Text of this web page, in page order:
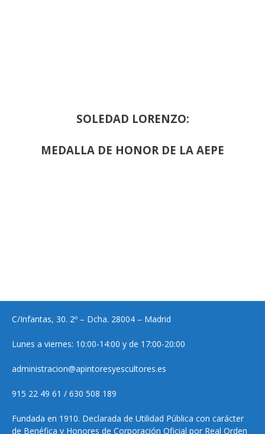
SOLEDAD LORENZO:
MEDALLA DE HONOR DE LA AEPE
C/Infantas, 30. 2º – Dcha. 28004 – Madrid
Lunes a viernes: 10:00-14:00 y de 17:00-20:00
administracion@apintoresyescultores.es
915 22 49 61 / 630 508 189
Fundada en 1910. Declarada de Utilidad Pública con carácter
de Benéfica y Honores de Corporación Oficial por Real Orden